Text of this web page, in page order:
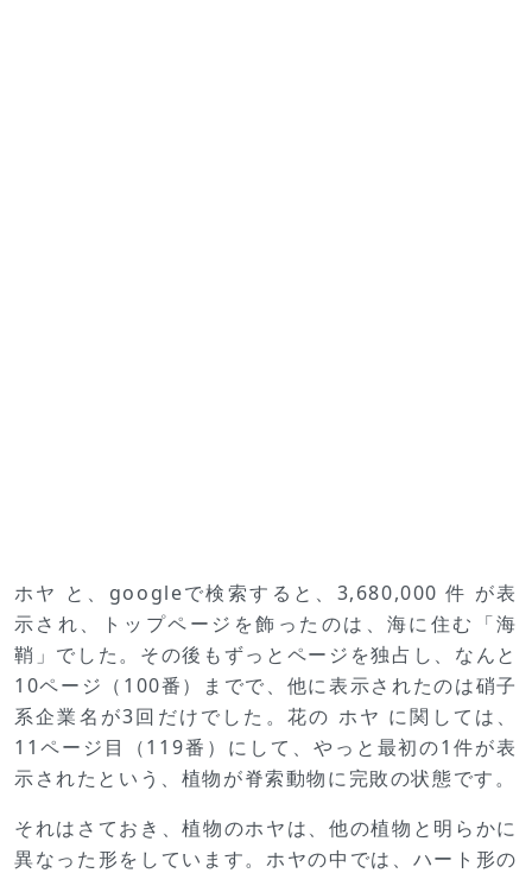
ホヤ と、googleで検索すると、3,680,000 件 が表
示され、トップページを飾ったのは、海に住む「海
鞘」でした。その後もずっとページを独占し、なんと
10ページ（100番）までで、他に表示されたのは硝子
系企業名が3回だけでした。花の ホヤ に関しては、
11ページ目（119番）にして、やっと最初の1件が表
示されたという、植物が脊索動物に完敗の状態です。
それはさておき、植物のホヤは、他の植物と明らかに
異なった形をしています。ホヤの中では、ハート形の